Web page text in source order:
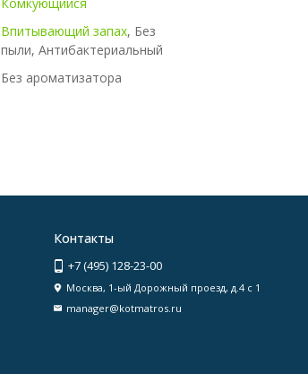
Впитывающий запах, Без
пыли, Антибактериальный
Без ароматизатора
Контакты
+7 (495) 128-23-00
Москва, 1-ый Дорожный проезд, д.4 с 1
manager@kotmatros.ru